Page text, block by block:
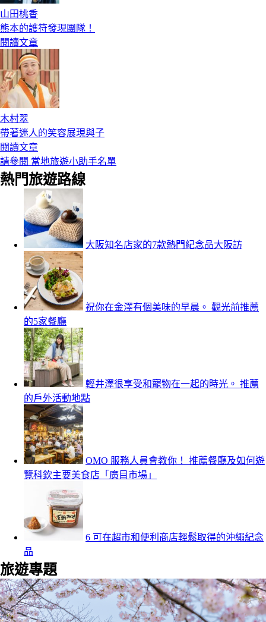
山田桃香
熊本的護符發現團隊！
閱讀文章
木村翠
帶著迷人的笑容展現與子
閱讀文章
請參閱 當地旅遊小助手名單
熱門旅遊路線
大阪知名店家的7款熱門紀念品大阪訪
祝你在金澤有個美味的早晨。 觀光前推薦
的5家餐廳
輕井澤很享受和寵物在一起的時光。 推薦
的戶外活動地點
OMO 服務人員會教你！ 推薦餐廳及如何遊
覽科欽主要美食店「廣目市場」
6 可在超市和便利商店輕鬆取得的沖繩紀念
品
旅遊專題